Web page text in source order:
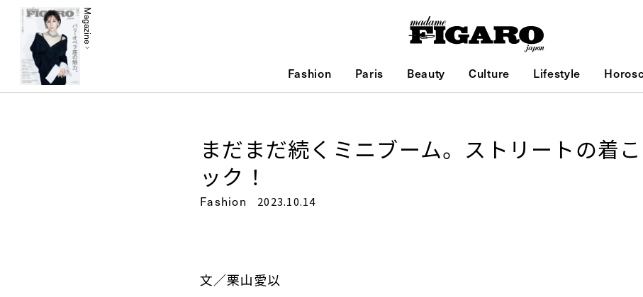
Magazine
Fashion Paris Beauty Culture Lifestyle
まだまだ続くミニブーム。ストリートの着
ック！
Fashion 2023.10.14
文／栗山愛以